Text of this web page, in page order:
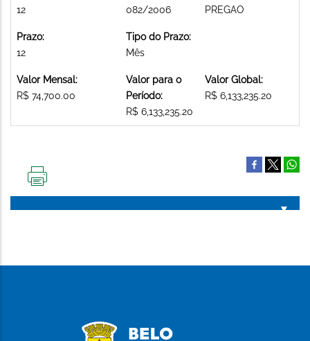
12
082/2006
PREGAO
Prazo:
12
Tipo do Prazo:
Mês
Valor Mensal:
R$ 74,700.00
Valor para o
Período:
R$ 6,133,235.20
Valor Global:
R$ 6,133,235.20
PÁGINA